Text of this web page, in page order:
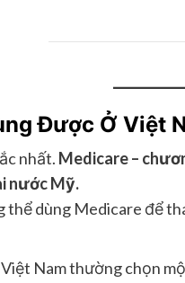
Được Ở Việt
nhất. Medicare –
nước Mỹ.
thể dùng Medicare để
Nam thường chọn